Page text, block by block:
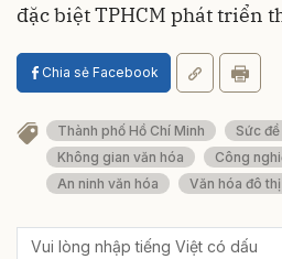
đặc biệt TPHCM phát triển
Chia sẻ Facebook
Thành phố Hồ Chí Minh
Sức
Không gian văn hóa
Công
An ninh văn hóa
Văn hóa đô thị